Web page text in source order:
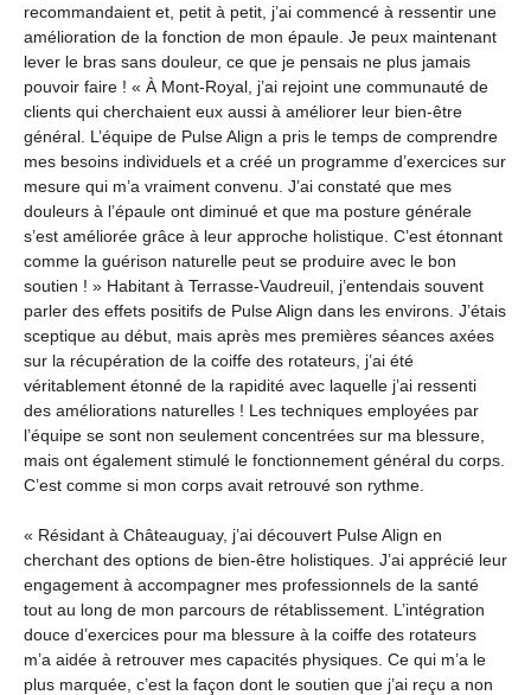
recommandaient et, petit à petit, j’ai commencé à ressentir une
amélioration de la fonction de mon épaule. Je peux maintenant
lever le bras sans douleur, ce que je pensais ne plus jamais
pouvoir faire ! « À Mont-Royal, j’ai rejoint une communauté de
clients qui cherchaient eux aussi à améliorer leur bien-être
général. L’équipe de Pulse Align a pris le temps de comprendre
mes besoins individuels et a créé un programme d’exercices sur
mesure qui m’a vraiment convenu. J’ai constaté que mes
douleurs à l’épaule ont diminué et que ma posture générale
s’est améliorée grâce à leur approche holistique. C’est étonnant
comme la guérison naturelle peut se produire avec le bon
soutien ! » Habitant à Terrasse-Vaudreuil, j’entendais souvent
parler des effets positifs de Pulse Align dans les environs. J’étais
sceptique au début, mais après mes premières séances axées
sur la récupération de la coiffe des rotateurs, j’ai été
véritablement étonné de la rapidité avec laquelle j’ai ressenti
des améliorations naturelles ! Les techniques employées par
l’équipe se sont non seulement concentrées sur ma blessure,
mais ont également stimulé le fonctionnement général du corps.
C’est comme si mon corps avait retrouvé son rythme.
« Résidant à Châteauguay, j’ai découvert Pulse Align en
cherchant des options de bien-être holistiques. J’ai apprécié leur
engagement à accompagner mes professionnels de la santé
tout au long de mon parcours de rétablissement. L’intégration
douce d’exercices pour ma blessure à la coiffe des rotateurs
m’a aidée à retrouver mes capacités physiques. Ce qui m’a le
plus marquée, c’est la façon dont le soutien que j’ai reçu a non